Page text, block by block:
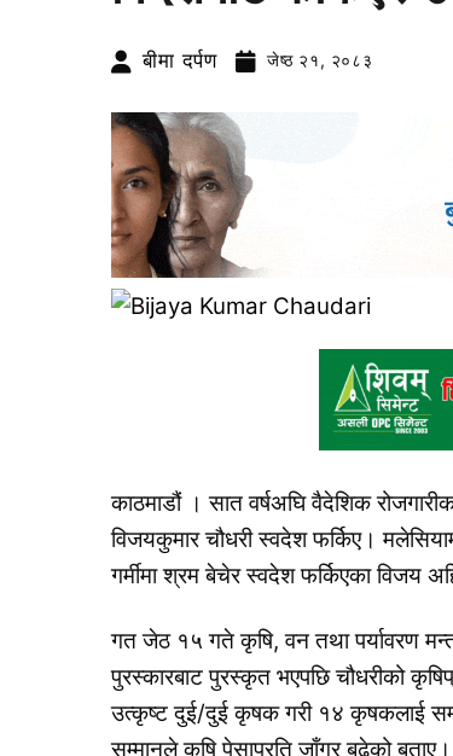
बीमा दर्पण जेष्ठ २१, २०८३
काठमाडौं । सात वर्षअघि वैदेशिक
विजयकुमार चौधरी स्वदेश फर्किए।
गर्मीमा श्रम बेचेर स्वदेश फर्किएका विजय
गत जेठ १५ गते कृषि, वन तथा पर्यावरण
पुरस्कारबाट पुरस्कृत भएपछि चौधरीको
उत्कृष्ट दुई/दुई कृषक गरी १४ कृषकलाई
सम्मानले कृषि पेसाप्रति जाँगर बढेको बताए।